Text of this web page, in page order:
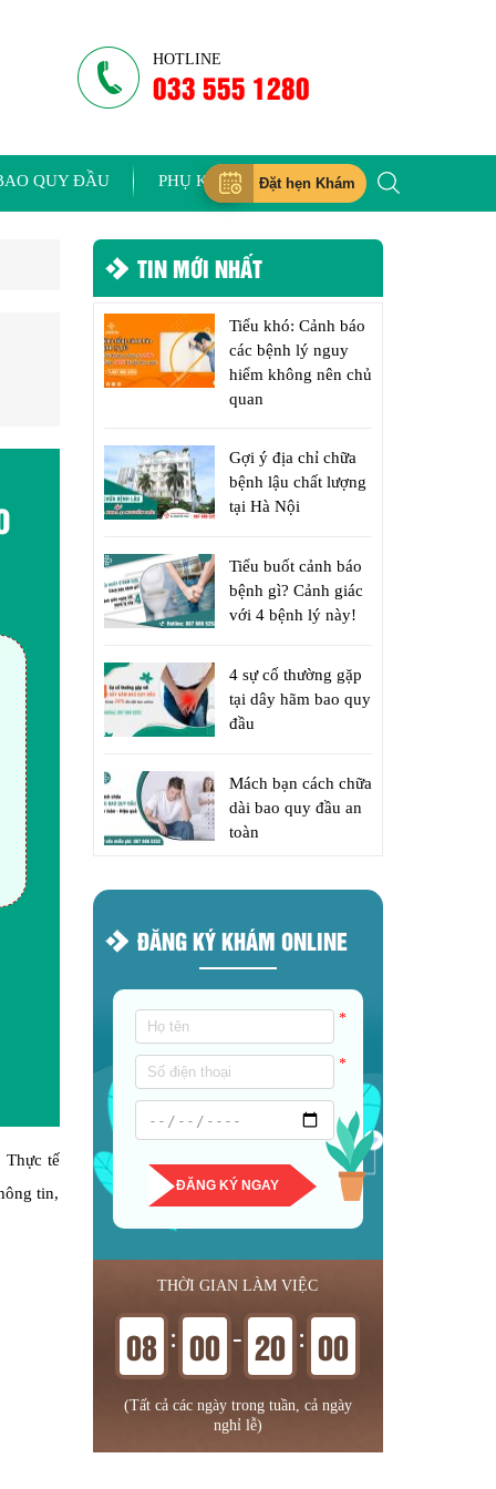
HOTLINE
033 555 1280
QUY ĐẦU PHỤ KHOA Đặt hẹn Khám
Thực tế
tin,
TIN MỚI NHẤT
Tiểu khó: Cảnh báo
các bệnh lý nguy
hiểm không nên chủ
quan
Gợi ý địa chỉ chữa
bệnh lậu chất lượng
tại Hà Nội
Tiểu buốt cảnh báo
bệnh gì? Cảnh giác
với 4 bệnh lý này!
4 sự cố thường gặp
tại dây hãm bao quy
đầu
Mách bạn cách chữa
dài bao quy đầu an
toàn
ĐĂNG KÝ KHÁM ONLINE
*
*
ĐĂNG KÝ NGAY
THỜI GIAN LÀM VIỆC
08 : 00 - 20 : 00
(Tất cả các ngày trong tuần, cả ngày
nghỉ lễ)